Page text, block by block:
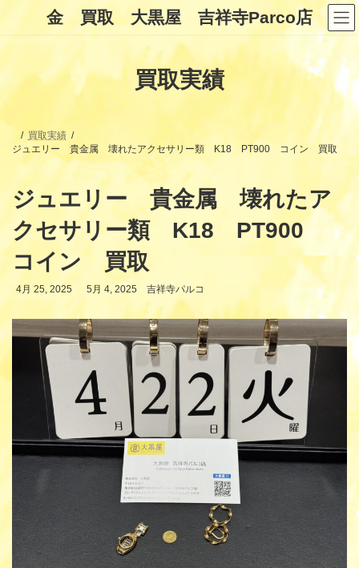
ン
キ
ッ
ー
に
移
金 買取 大黒屋 吉祥寺Parco店
買取実績
買取実績
ジュエリー 貴金属 壊れたアクセサリー類 K18 PT900 コイン 買取
ジュエリー 貴金属 壊れたア
クセサリー類 K18 PT900
コイン 買取
4月 25, 2025
最
新
日
時
5月 4, 2025 吉祥寺パルコ